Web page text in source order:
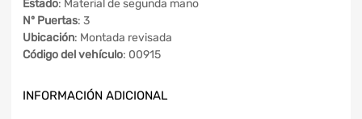
Estado: Material de segunda mano
Nº Puertas: 3
Ubicación: Montada revisada
Código del vehículo: 00915
INFORMACIÓN ADICIONAL